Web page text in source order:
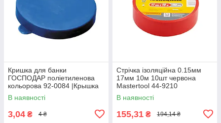
Кришка для банки
ГОСПОДАР поліетиленова
кольорова 92-0084 |Крышка
для банки ГОСПОДАР
полиэтиленовая цветная 92-
В наявності
3,04 ₴ 4 ₴
Стрічка ізоляційна 0.15мм
17мм 10м 10шт червона
Mastertool 44-9210
В наявності
155,31 ₴ 194,14 ₴